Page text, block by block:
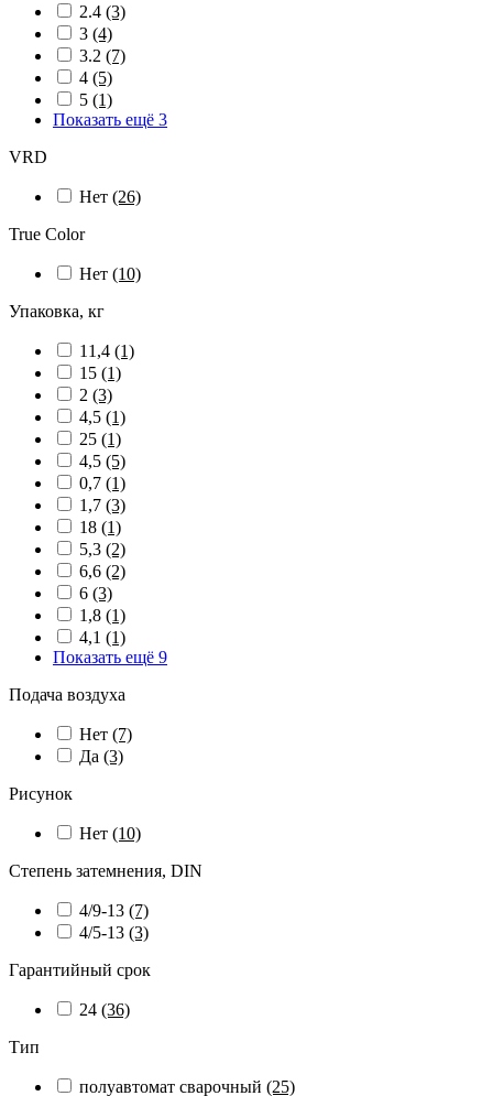
2.4 (3)
3 (4)
3.2 (7)
4 (5)
5 (1)
Показать ещё 3
VRD
Нет (26)
True Color
Нет (10)
Упаковка, кг
11,4 (1)
15 (1)
2 (3)
4,5 (1)
25 (1)
4,5 (5)
0,7 (1)
1,7 (3)
18 (1)
5,3 (2)
6,6 (2)
6 (3)
1,8 (1)
4,1 (1)
Показать ещё 9
Подача воздуха
Нет (7)
Да (3)
Рисунок
Нет (10)
Степень затемнения, DIN
4/9-13 (7)
4/5-13 (3)
Гарантийный срок
24 (36)
Тип
полуавтомат сварочный (25)